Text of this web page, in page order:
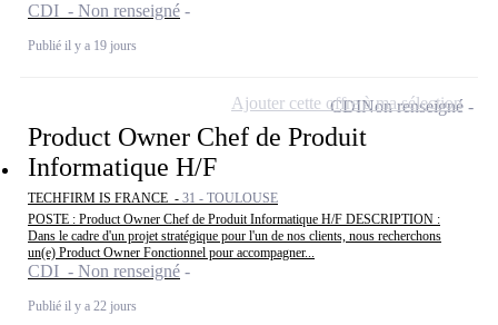
CDI - Non renseigné
Publié il y a 19 jours
Product Owner Chef de Produit
Informatique H/F
TECHFIRM IS FRANCE - 31 - TOULOUSE
POSTE : Product Owner Chef de Produit Informatique H/F DESCRIPTION :
Dans le cadre d'un projet stratégique pour l'un de nos clients, nous recherchons
un(e) Product Owner Fonctionnel pour accompagner...
CDI - Non renseigné
Publié il y a 22 jours
CDINon renseigné
Ajouter cette offre à ma sélection